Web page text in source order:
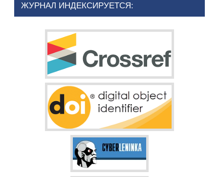
ЖУРНАЛ ИНДЕКСИРУЕТСЯ: